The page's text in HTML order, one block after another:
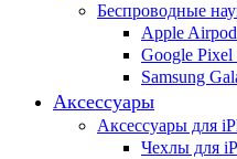
Беспроводные
Apple
Google Pixel
Samsung
Аксессуары
Аксессуары для
Чехлы для